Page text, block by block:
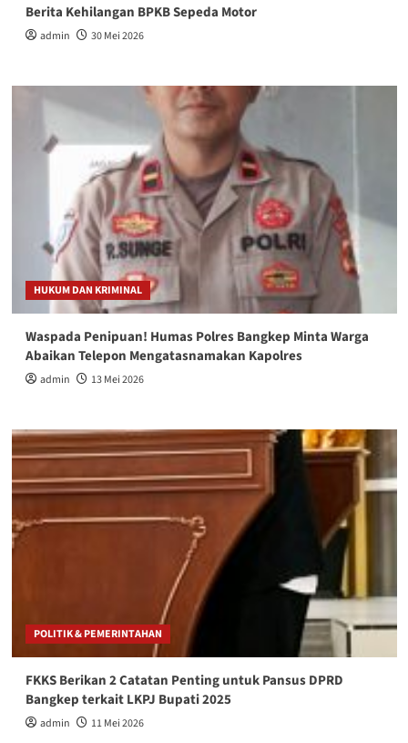
Berita Kehilangan BPKB Sepeda Motor
admin 30 Mei 2026
HUKUM DAN KRIMINAL
Waspada Penipuan! Humas Polres Bangkep Minta Warga
Abaikan Telepon Mengatasnamakan Kapolres
admin 13 Mei 2026
POLITIK & PEMERINTAHAN
FKKS Berikan 2 Catatan Penting untuk Pansus DPRD
Bangkep terkait LKPJ Bupati 2025
admin 11 Mei 2026